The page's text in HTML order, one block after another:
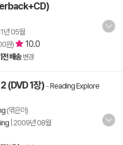
년 05월
원) 10.0
전 배송 변경
(DVD 1장) -Reading Explore
(엮은이)
2009년 08월